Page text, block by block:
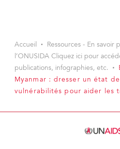
Accueil
Ressources - En savoir
l’ONUSIDA Cliquez ici pour
publications, infographies, etc.
Myanmar : dresser un état
vulnérabilités pour aider les